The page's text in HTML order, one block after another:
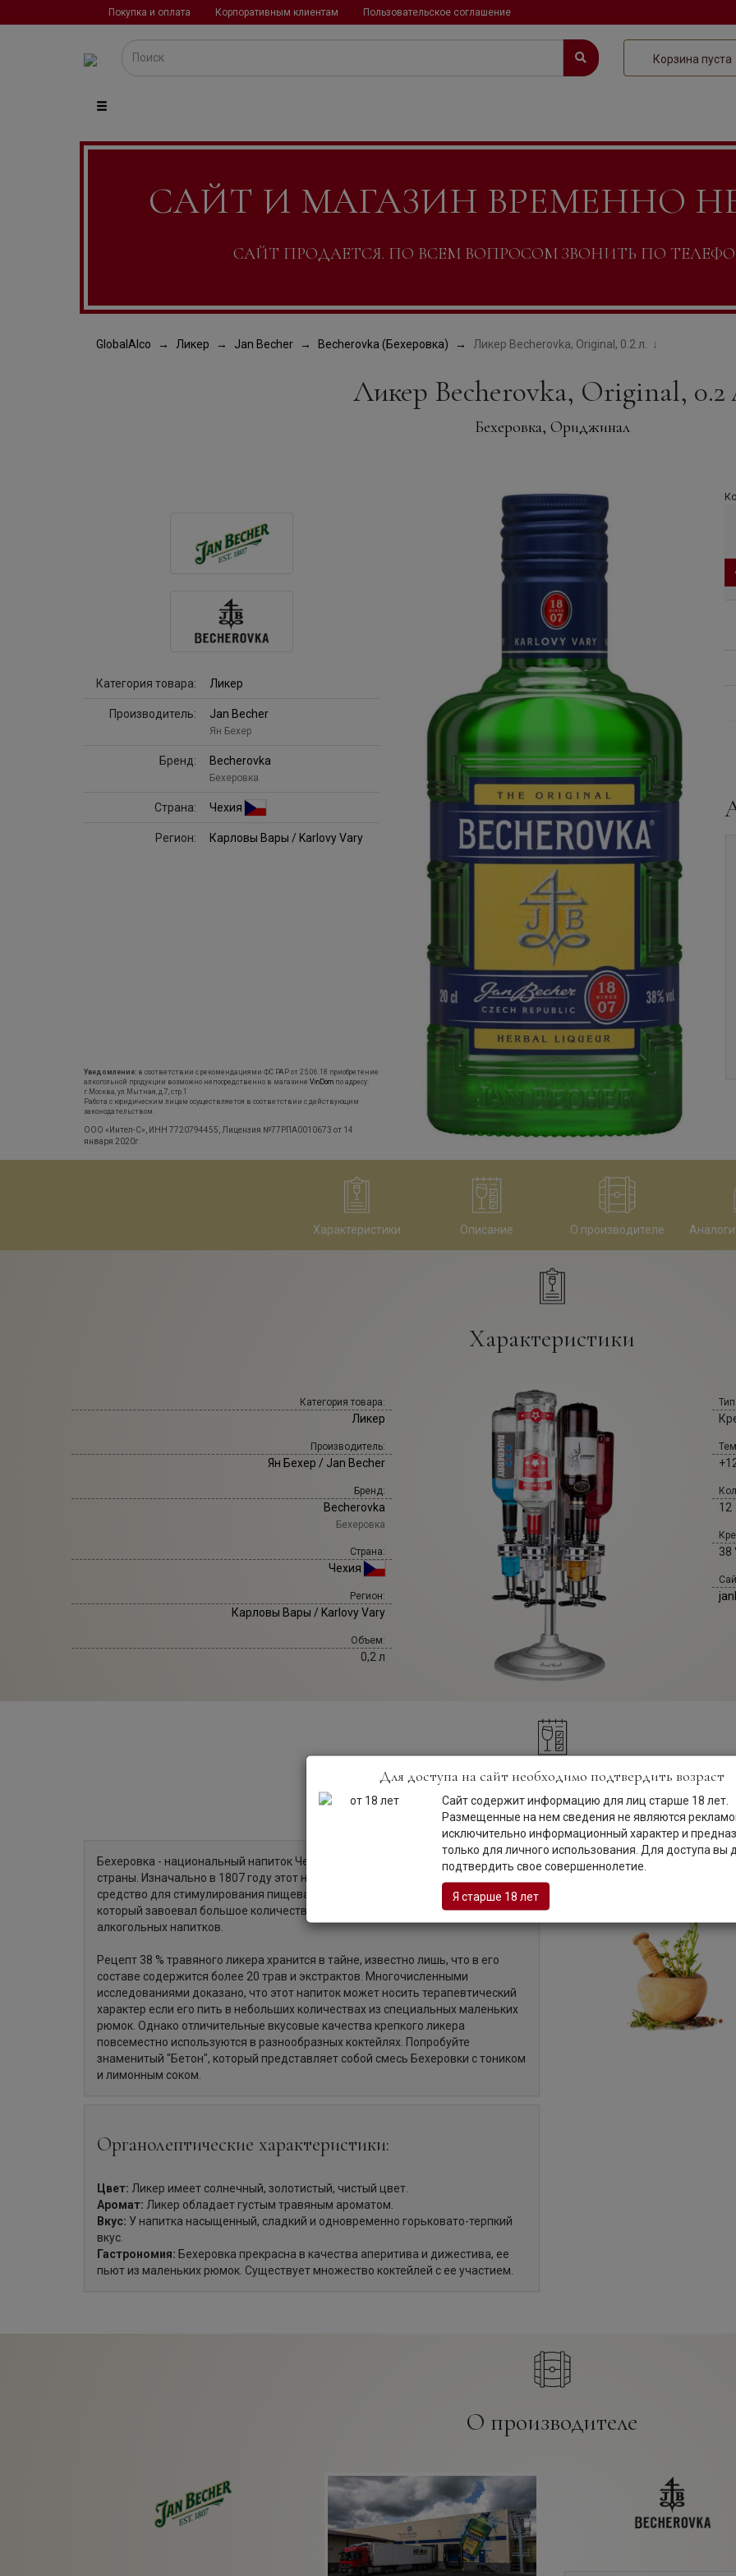
Покупка и оплата Корпоративным клиентам Пользовательское соглашение
Корзина пуста
САЙТ И МАГАЗИН ВРЕМЕННО
САЙТ ПРОДАЕТСЯ. ПО ВСЕМ ВОПРОСОМ ЗВОНИТЬ ПО ТЕЛЕФОНУ
GlobalAlco Ликер Jan Becher Becherovka (Бехеровка) Ликер Becherovka, Original, 0.2 л.
Ликер Becherovka, Original, 0.2
Бехеровка, Ориджинал
Ликер
Becherovka,
Lemond, 1.0 л.
Уточните наличие и
цену
Ликер Fruko Schulz,
Honey, 0.7 л.
Уточните наличие и
цену
Категория товара: Ликер
Производитель: Jan Becher
Ян Бехер
Бренд: Becherovka
Бехеровка
Страна: Чехия
Регион: Карловы Вары / Karlovy Vary
Уведомление: в соответствии с рекомендациями ФС РАР от 25.06.18 приобретение
алкогольной продукции возможно непосредственно в магазине VinDom по адресу:
г.Москва, ул.Мытная, д.7, стр.1
Работа с юридическим лицам осуществляется в соответствии с действующим
законодательством.
ООО «Интел-С», ИНН 7720794455, Лицензия №77РПА0010673 от 14
января 2020г.
Характеристики Описание О производителе
Характеристики
Категория товара:
Ликер
Производитель:
Ян Бехер / Jan Becher
Бренд:
Becherovka
Бехеровка
Страна:
Чехия
Регион:
Карловы Вары / Karlovy Vary
Объем:
0,2 л
12
38
Описание
Бехеровка - национальный напиток Чехии, своего рода визитная карточка
страны. Изначально в 1807 году этот напиток появился как лекарственное
средство для стимулирования пищеварения. Сейчас это популярный ликер,
который завоевал большое количество наград во всемирных конкурсах
алкогольных напитков.
Рецепт 38 % травяного ликера хранится в тайне, известно лишь, что в его
составе содержится более 20 трав и экстрактов. Многочисленными
исследованиями доказано, что этот напиток может носить терапевтический
характер если его пить в небольших количествах из специальных маленьких
рюмок. Однако отличительные вкусовые качества крепкого ликера
повсеместно используются в разнообразных коктейлях. Попробуйте
знаменитый "Бетон", который представляет собой смесь Бехеровки с тоником
и лимонным соком.
Органолептические характеристики:
Цвет: Ликер имеет солнечный, золотистый, чистый цвет.
Аромат: Ликер обладает густым травяным ароматом.
Вкус: У напитка насыщенный, сладкий и одновременно горьковато-терпкий
вкус.
Гастрономия: Бехеровка прекрасна в качества аперитива и дижестива, ее
пьют из маленьких рюмок. Существует множество коктейлей с ее участием.
О производителе
Для доступа на сайт необходимо подтвердить возраст
Сайт содержит информацию для лиц старше 18 лет.
Размещенные на нем сведения не являются
исключительно информационный характер и
только для личного использования. Для доступа вы
подтвердить свое совершеннолетие.
Я старше 18 лет